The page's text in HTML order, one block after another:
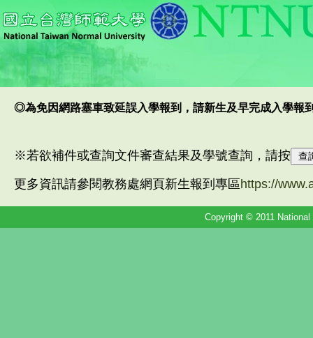
◎為免因網路塞車致延誤入學報到，請新生及早完成入學報
※若欲補件或查詢文件審查結果及學號查詢，請按
更多資訊請參閱教務處網頁新生報到專區 https://
Copyright © 2011